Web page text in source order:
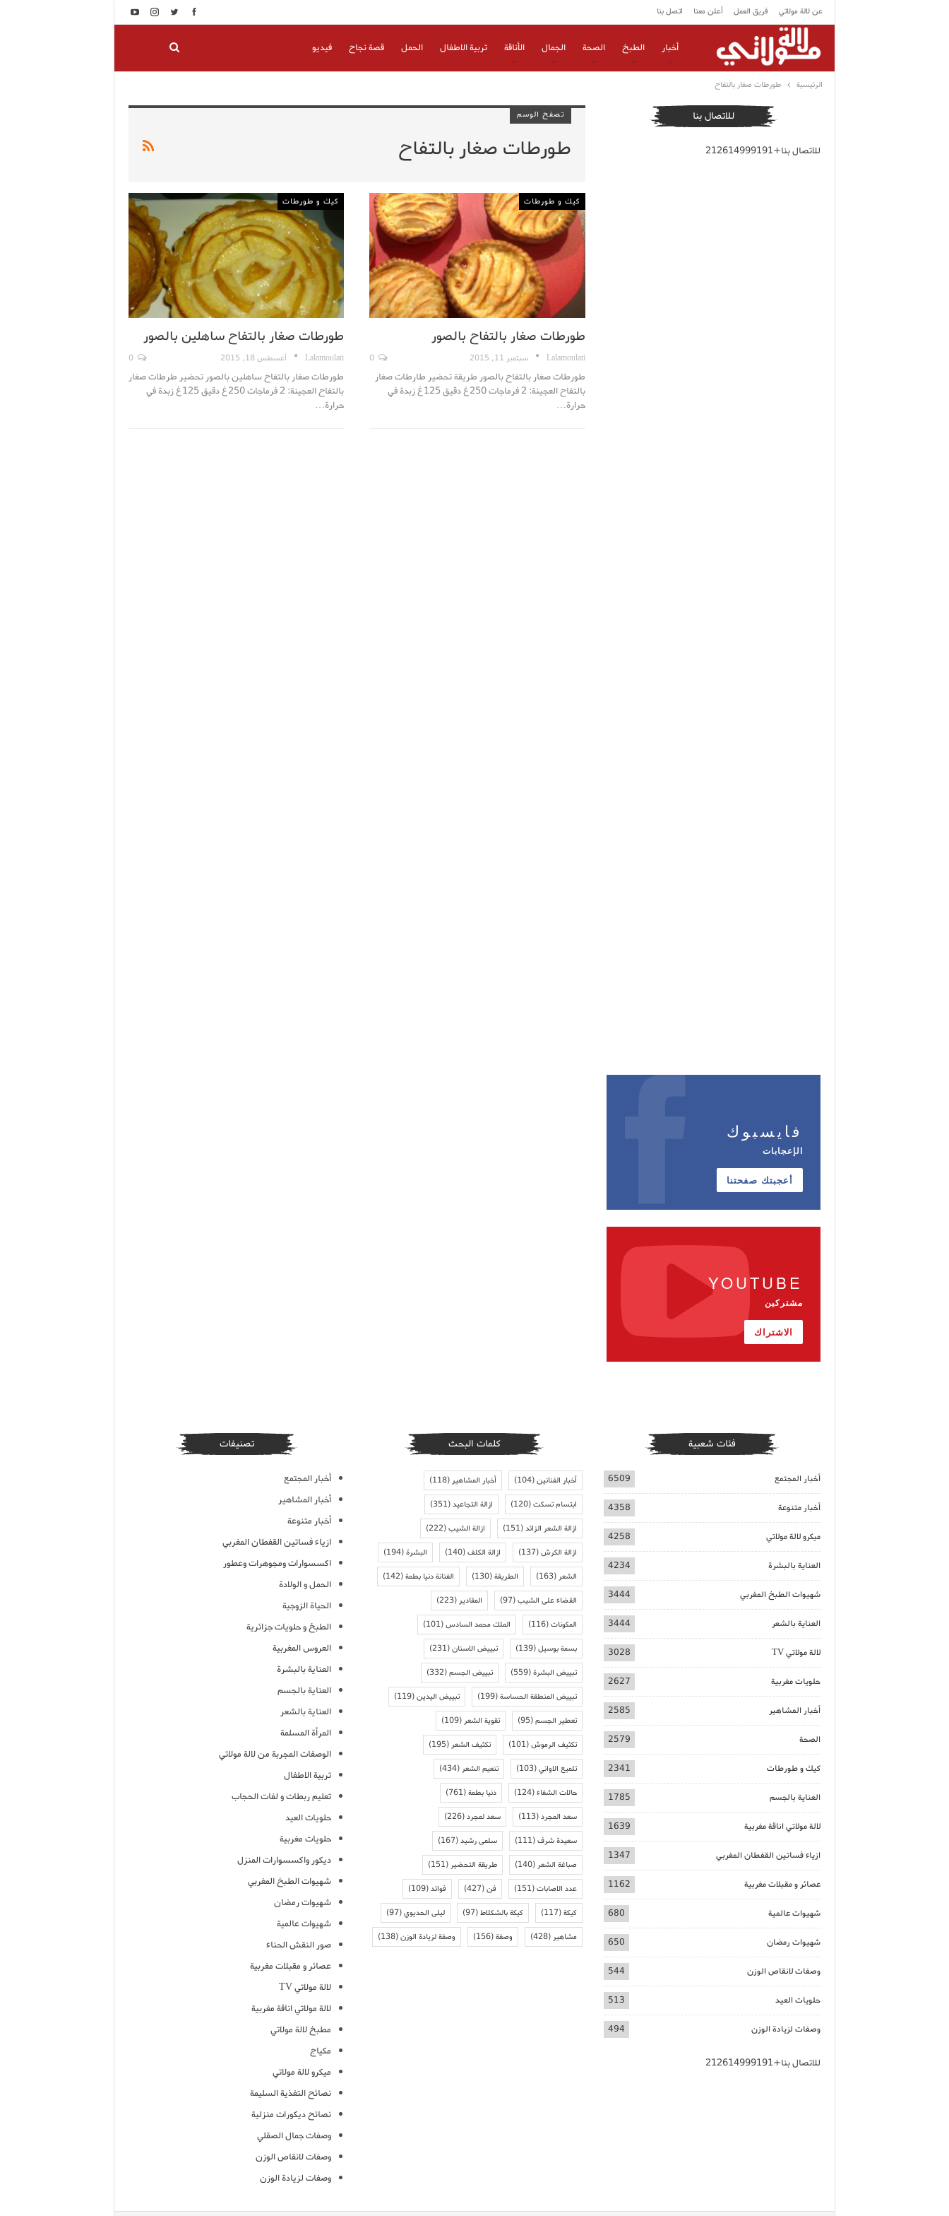
عن لالة مولاتي فريق العمل أعلن معنا اتصل بنا
أخبار الطبخ الصحة الجمال الأناقة تربية الاطفال الحمل قصة نجاح فيديو
الرئيسية طورطات صغار بالتفاح
تصفح الوسم
طورطات صغار بالتفاح
كيك و طورطات
طورطات صغار بالتفاح بالصور
Lalamoulati سبتمبر 11, 2015
طورطات صغار بالتفاح بالصور طريقة تحضير طارطات صغار
بالتفاح العجينة: 2 فرماجات 250غ دقيق 125غ زبدة في
حرارة…
كيك و طورطات
طورطات صغار بالتفاح ساهلين بالصور
Lalamoulati أغسطس 18, 2015
طورطات صغار بالتفاح ساهلين بالصور تحضير طرطات صغار
بالتفاح العجينة: 2 فرماجات 250غ دقيق 125غ زبدة في
حرارة…
للاتصال بنا
للاتصال بنا+212614999191
فايسبوك
الإعجابات
أعجبتك صفحتنا
YOUTUBE
مشتركين
الاشتراك
فئات شعبية
أخبار المجتمع 6509
أخبار متنوعة 4358
ميكرو لالة مولاتي 4258
العناية بالبشرة 4234
شهيوات الطبخ المغربي 3444
العناية بالشعر 3444
لالة مولاتي TV 3028
حلويات مغربية 2627
أخبار المشاهير 2585
الصحة 2579
كيك و طورطات 2341
العناية بالجسم 1785
لالة مولاتي اناقة مغربية 1639
ازياء فساتين القفطان المغربي 1347
عصائر و مقبلات مغربية 1162
شهيوات عالمية 680
شهيوات رمضان 650
وصفات لانقاص الوزن 544
حلويات العيد 513
وصفات لزيادة الوزن 494
للاتصال بنا+212614999191
كلمات البحث
أخبار الفنانين(104) أخبار المشاهير(118)
ابتسام تسكت(120) ازالة التجاعيد(351)
ازالة الشعر الزائد(151) ازالة الشيب(222)
ازالة الكرش(137) ازالة الكلف(140) البشرة(194)
الشعر(163) الطريقة(130) الفنانة دنيا بطمة(142)
القضاء على الشيب(97) المقادير(223)
المكونات(116) الملك محمد السادس(101)
بسمة بوسيل(139) تبييض الاسنان(231)
تبييض البشرة(559) تبييض الجسم(332)
تبييض المنطقة الحساسة(199) تبييض اليدين(119)
تعطير الجسم(95) تقوية الشعر(109)
تكثيف الرموش(101) تكثيف الشعر(195)
تلميع الاواني(103) تنعيم الشعر(434)
حالات الشفاء(124) دنيا بطمة(761)
سعد المجرد(113) سعد لمجرد(226)
سعيدة شرف(111) سلمى رشيد(167)
صباغة الشعر(140) طريقة التحضير(151)
عدد الاصابات(151) فن(427) فوائد(109)
كيكة(117) كيكة بالشكلاط(97) ليلى الحديوي(97)
مشاهير(428) وصفة(156) وصفة لزيادة الوزن(138)
تصنيفات
أخبار المجتمع
أخبار المشاهير
أخبار متنوعة
ازياء فساتين القفطان المغربي
اكسسوارات ومجوهرات وعطور
الحمل و الولادة
الحياة الزوجية
الطبخ و حلويات جزائرية
العروس المغربية
العناية بالبشرة
العناية بالجسم
العناية بالشعر
المرأة المسلمة
الوصفات المجربة من لالة مولاتي
تربية الاطفال
تعليم ربطات و لفات الحجاب
حلويات العيد
حلويات مغربية
ديكور واكسسوارات المنزل
شهيوات الطبخ المغربي
شهيوات رمضان
شهيوات عالمية
صور النقش الحناء
عصائر و مقبلات مغربية
لالة مولاتي TV
لالة مولاتي اناقة مغربية
مطبخ لالة مولاتي
مكياج
ميكرو لالة مولاتي
نصائح التغذية السليمة
نصائح ديكورات منزلية
وصفات جمال الصقلي
وصفات لانقاص الوزن
وصفات لزيادة الوزن